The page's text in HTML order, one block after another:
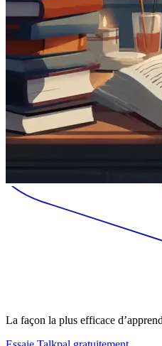
La façon la plus efficace